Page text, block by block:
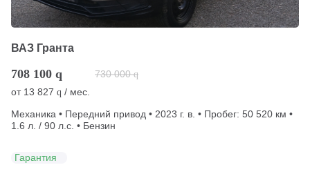
ВАЗ Гранта
708 100 q 730 000 q
от 13 827 q / мес.
Механика • Передний привод • 2023 г. в. • Пробег: 50 520 км •
1.6 л. / 90 л.с. • Бензин
Гарантия